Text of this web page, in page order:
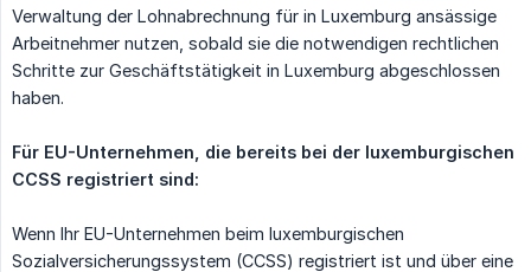
Verwaltung der Lohnabrechnung für in Luxemburg ansässige
Arbeitnehmer nutzen, sobald sie die notwendigen rechtlichen
Schritte zur Geschäftstätigkeit in Luxemburg abgeschlossen
haben.
Für EU-Unternehmen, die bereits bei der luxemburgischen
CCSS registriert sind:
Wenn Ihr EU-Unternehmen beim luxemburgischen
Sozialversicherungssystem (CCSS) registriert ist und über eine